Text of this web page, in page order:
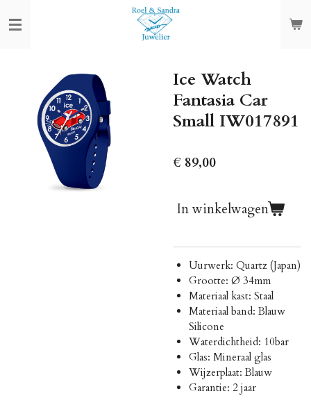
direct
hoofdinhoud
Ice Watch
Fantasia Car
Small IW017891
€ 89,00
In winkelwagen
Uurwerk: Quartz (Japan)
Grootte: Ø 34mm
Materiaal kast: Staal
Materiaal band: Blauw
Silicone
Waterdichtheid: 10bar
Glas: Mineraal glas
Wijzerplaat: Blauw
Garantie: 2 jaar